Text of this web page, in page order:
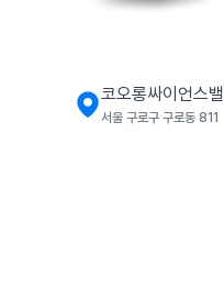
코오롱싸이언스
서울 구로구 구로동 811